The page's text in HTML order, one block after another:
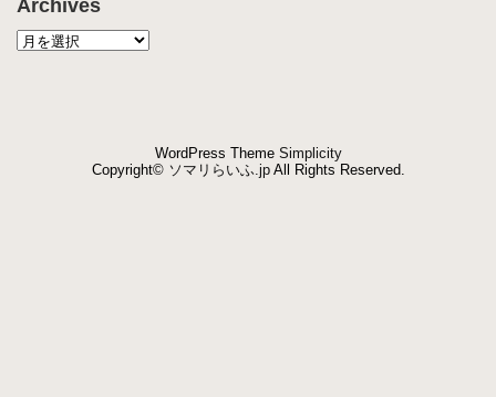
Archives
WordPress Theme Simplicity
Copyright© ソマリらいふ.jpAll Rights Reserved.